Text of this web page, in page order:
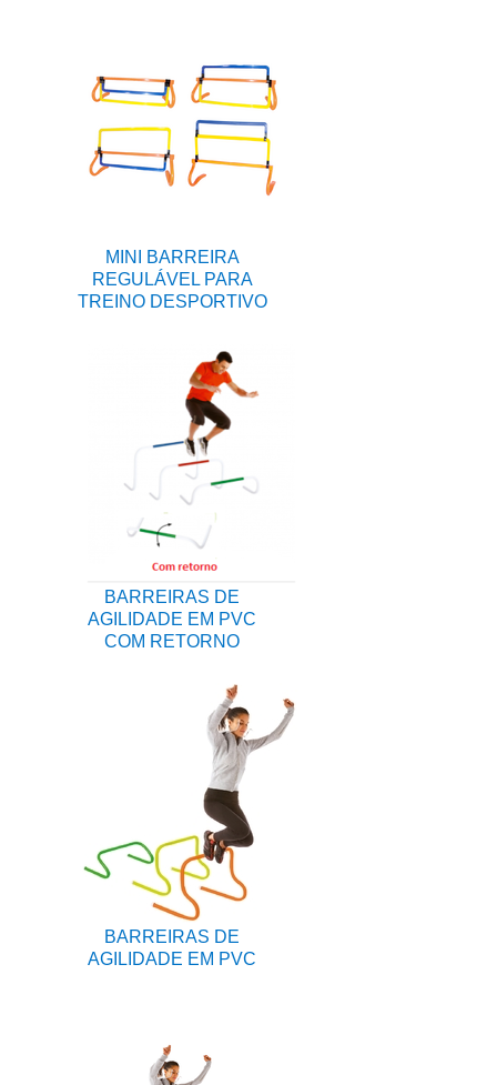
MINI BARREIRA
REGULÁVEL PARA
TREINO DESPORTIVO
BARREIRAS DE
AGILIDADE EM PVC
COM RETORNO
BARREIRAS DE
AGILIDADE EM PVC